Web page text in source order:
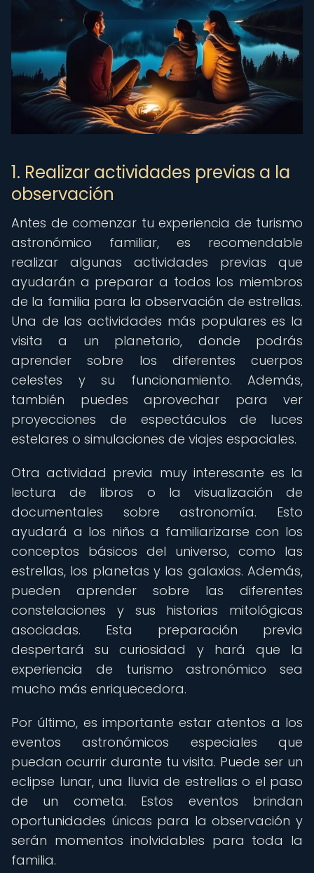
1. Realizar actividades previas a la
observación
Antes de comenzar tu experiencia de turismo
astronómico familiar, es recomendable
realizar algunas actividades previas que
ayudarán a preparar a todos los miembros
de la familia para la observación de estrellas.
Una de las actividades más populares es la
visita a un planetario, donde podrás
aprender sobre los diferentes cuerpos
celestes y su funcionamiento. Además,
también puedes aprovechar para ver
proyecciones de espectáculos de luces
estelares o simulaciones de viajes espaciales.
Otra actividad previa muy interesante es la
lectura de libros o la visualización de
documentales sobre astronomía. Esto
ayudará a los niños a familiarizarse con los
conceptos básicos del universo, como las
estrellas, los planetas y las galaxias. Además,
pueden aprender sobre las diferentes
constelaciones y sus historias mitológicas
asociadas. Esta preparación previa
despertará su curiosidad y hará que la
experiencia de turismo astronómico sea
mucho más enriquecedora.
Por último, es importante estar atentos a los
eventos astronómicos especiales que
puedan ocurrir durante tu visita. Puede ser un
eclipse lunar, una lluvia de estrellas o el paso
de un cometa. Estos eventos brindan
oportunidades únicas para la observación y
serán momentos inolvidables para toda la
familia.